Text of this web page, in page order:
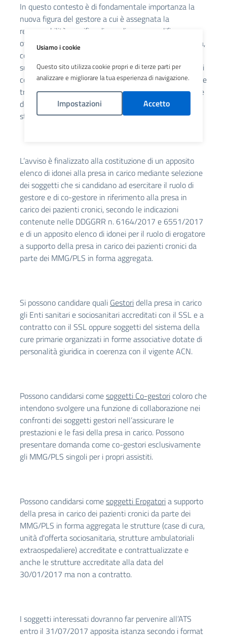
In questo contesto è di fondamentale importanza la
nuova figura del gestore a cui è assegnata la
responsabilità specifica di coordinare, semplificare,
ottimizzare, facilitare le diverse fasi del percorso di cura,
controllarne la compliance e gli esiti, garantendo la
successione coordinata e ininterrotta di eventi coerenti
con i bisogni dei pazienti e presidiando la comunicazione
tra i diversi nodi della rete per conseguire l'integrazione
dei percorsi assistenziali, dall’ambito specialistico delle
strutture ospedaliere al contesto delle cure primarie.
L’avviso è finalizzato alla costituzione di un apposito
elenco di idonei alla presa in carico mediante selezione
dei soggetti che si candidano ad esercitare il ruolo di
gestore e di co-gestore in riferimento alla presa in
carico dei pazienti cronici, secondo le indicazioni
contenute nelle DDGGRR n. 6164/2017 e 6551/2017
e di un apposito elenco di idonei per il ruolo di erogatore
a supporto della presa in carico dei pazienti cronici da
parte dei MMG/PLS in forma aggregata.
Si possono candidare quali Gestoridella presa in carico
gli Enti sanitari e sociosanitari accreditati con il SSL e a
contratto con il SSL oppure soggetti del sistema della
cure primarie organizzati in forme associative dotate di
personalità giuridica in coerenza con il vigente ACN.
Possono candidarsi comesoggetti Co-gestori coloro che
intendono svolgere una funzione di collaborazione nei
confronti dei soggetti gestori nell’assicurare le
prestazioni e le fasi della presa in carico. Possono
presentare domanda come co-gestori esclusivamente
gli MMG/PLS singoli per i propri assistiti.
Possono candidarsi comesoggetti Erogatoria supporto
della presa in carico dei pazienti cronici da parte dei
MMG/PLS in forma aggregata le strutture (case di cura,
unità d'offerta sociosanitaria, strutture ambulatoriali
extraospedaliere) accreditate e contrattualizzate e
anche le strutture accreditate alla data del
30/01/2017 ma non a contratto.
I soggetti interessati dovranno far pervenire all’ATS
entro il 31/07/2017 apposita istanza secondo i format
Usiamo i cookie
Questo sito utilizza cookie propri e di terze parti per
analizzare e migliorare la tua esperienza di navigazione.
Impostazioni Accetto